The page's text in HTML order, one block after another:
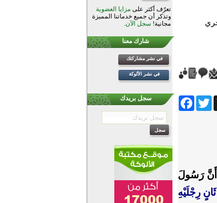
FacebookTwitter
رَسُولَ
رِجْلَيْهِ
تعرّف أكثر على مزايا العضوية
وتذكر أن جميع خدماتنا المميزة
مجانية! سجل الآن.
شارك معنا
في نشر مشاركتك
في نشر الألوكة
سجل بريدك